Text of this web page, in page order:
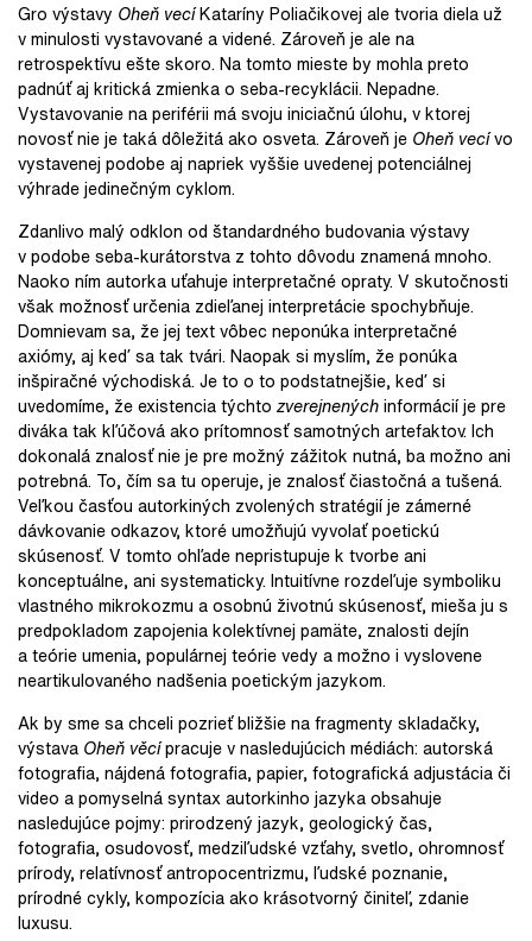
Gro výstavy Oheň vecíKataríny Poliačikovej ale tvoria diela už
v minulosti vystavované a videné. Zároveň je ale na
retrospektívu ešte skoro. Na tomto mieste by mohla preto
padnúť aj kritická zmienka o seba-recyklácii. Nepadne.
Vystavovanie na periférii má svoju iniciačnú úlohu, v ktorej
novosť nie je taká dôležitá ako osveta. Zároveň je Oheň vecívo
vystavenej podobe aj napriek vyššie uvedenej potenciálnej
výhrade jedinečným cyklom.
Zdanlivo malý odklon od štandardného budovania výstavy
v podobe seba-kurátorstva z tohto dôvodu znamená mnoho.
Naoko ním autorka uťahuje interpretačné opraty. V skutočnosti
však možnosť určenia zdieľanej interpretácie spochybňuje.
Domnievam sa, že jej text vôbec neponúka interpretačné
axiómy, aj keď sa tak tvári. Naopak si myslím, že ponúka
inšpiračné východiská. Je to o to podstatnejšie, keď si
uvedomíme, že existencia týchto zverejnenýchinformácií je pre
diváka tak kľúčová ako prítomnosť samotných artefaktov. Ich
dokonalá znalosť nie je pre možný zážitok nutná, ba možno ani
potrebná. To, čím sa tu operuje, je znalosť čiastočná a tušená.
Veľkou časťou autorkiných zvolených stratégií je zámerné
dávkovanie odkazov, ktoré umožňujú vyvolať poetickú
skúsenosť. V tomto ohľade nepristupuje k tvorbe ani
konceptuálne, ani systematicky. Intuitívne rozdeľuje symboliku
vlastného mikrokozmu a osobnú životnú skúsenosť, mieša ju s
predpokladom zapojenia kolektívnej pamäte, znalosti dejín
a teórie umenia, populárnej teórie vedy a možno i vyslovene
neartikulovaného nadšenia poetickým jazykom.
Ak by sme sa chceli pozrieť bližšie na fragmenty skladačky,
výstava Oheň věcípracuje v nasledujúcich médiách: autorská
fotografia, nájdená fotografia, papier, fotografická adjustácia či
video a pomyselná syntax autorkinho jazyka obsahuje
nasledujúce pojmy: prirodzený jazyk, geologický čas,
fotografia, osudovosť, medziľudské vzťahy, svetlo, ohromnosť
prírody, relatívnosť antropocentrizmu, ľudské poznanie,
prírodné cykly, kompozícia ako krásotvorný činiteľ, zdanie
luxusu.